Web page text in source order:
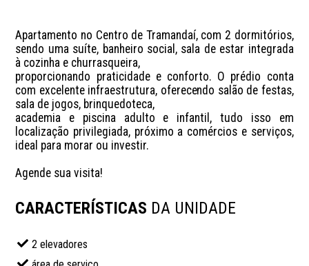
Apartamento no Centro de Tramandaí, com 2 dormitórios,
sendo uma suíte, banheiro social, sala de estar integrada
à cozinha e churrasqueira,
proporcionando praticidade e conforto. O prédio conta
com excelente infraestrutura, oferecendo salão de festas,
sala de jogos, brinquedoteca,
academia e piscina adulto e infantil, tudo isso em
localização privilegiada, próximo a comércios e serviços,
ideal para morar ou investir.
Agende sua visita!
CARACTERÍSTICAS DA UNIDADE
2 elevadores